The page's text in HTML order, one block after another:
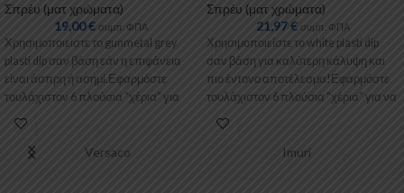
Σπρέυ (ματ χρώματα)
19,00€ συμπ. ΦΠΑ
Χρησιμοποιείστε το gunmetal grey
plasti dip σαν βάση εάν η επιφάνεια
είναι άσπρη ή ασημί.Εφαρμόστε
τουλάχιστον 6 πλούσια “χέρια” για
Σπρέυ (ματ χρώματα)
21,97€ συμπ. ΦΠΑ
Χρησιμοποιείστε το white plasti dip
σαν βάση για καλύτερη κάλυψη και
πιο έντονο αποτέλεσμα!Εφαρμόστε
τουλάχιστον 6 πλούσια “χέρια” για να
Versaco Imuri